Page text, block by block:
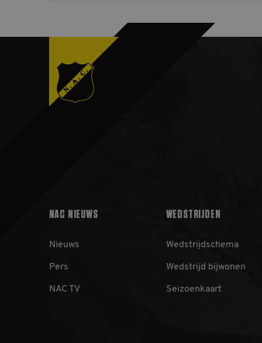
NAC NIEUWS
Nieuws
Pers
NAC TV
WEDSTRIJDEN
Wedstrijdschema
Wedstrijd bijwonen
Seizoenkaart